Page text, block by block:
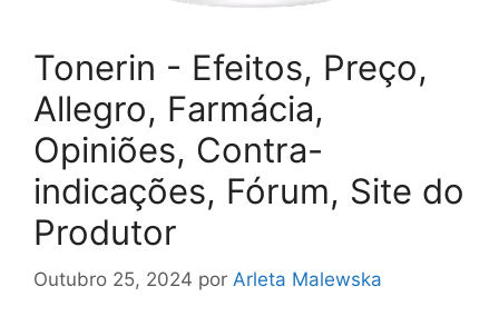
Tonerin - Efeitos, Preço,
Allegro, Farmácia,
Opiniões, Contra-
indicações, Fórum, Site do
Produtor
Outubro 25, 2024 por Arleta Malewska